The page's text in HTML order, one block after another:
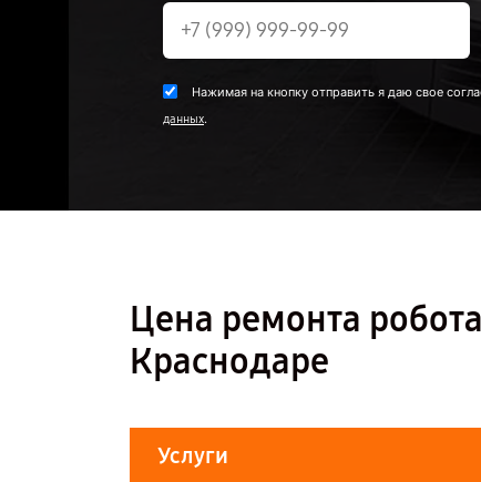
Нажимая на кнопку отправить я даю свое
данных.
Цена ремонта
Краснодаре
Услуги